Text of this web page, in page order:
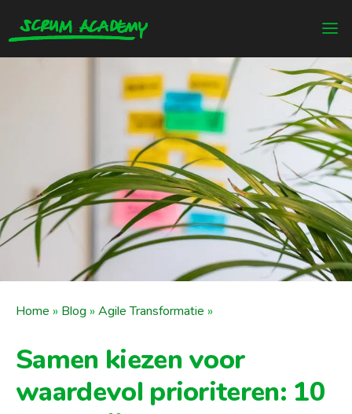
Home » Blog » Agile Transformatie »
Samen kiezen voor
waardevol prioriteren: 10